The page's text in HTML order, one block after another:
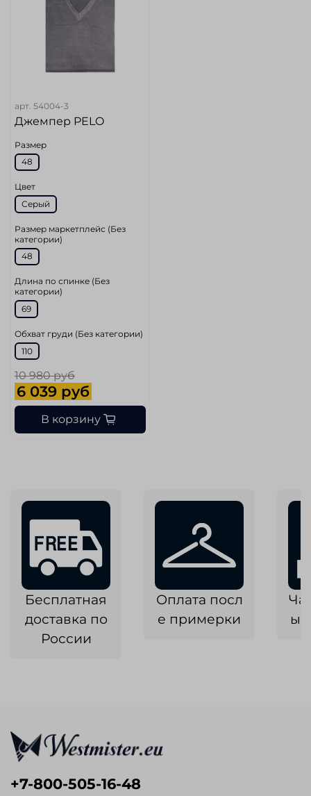
арт. 54004-3
Джемпер PELO
Размер
48
Цвет
Серый
Размер маркетплейс (Без
категории)
48
Длина по спинке (Без
категории)
69
Обхват груди (Без категории)
110
10 980 руб
6 039 руб
В корзину
Бесплатная
доставка по
России
Оплата посл
е примерки
+7-800-505-16-48